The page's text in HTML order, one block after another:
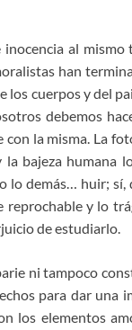
al mismo
han
los cuerpos y del
debemos
la misma. La
bajeza humana
lo demás… huir;
y lo
de estudiarlo.
ni tampoco
para dar una
los elementos